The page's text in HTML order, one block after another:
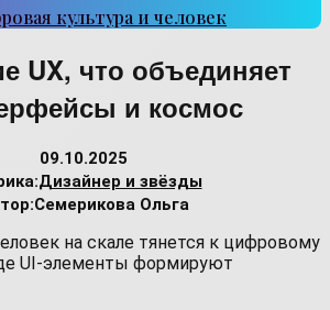
культура и человек
UX, что объединяет
и космос
09.10.2025
Дизайнер и звёзды
Семерикова Ольга